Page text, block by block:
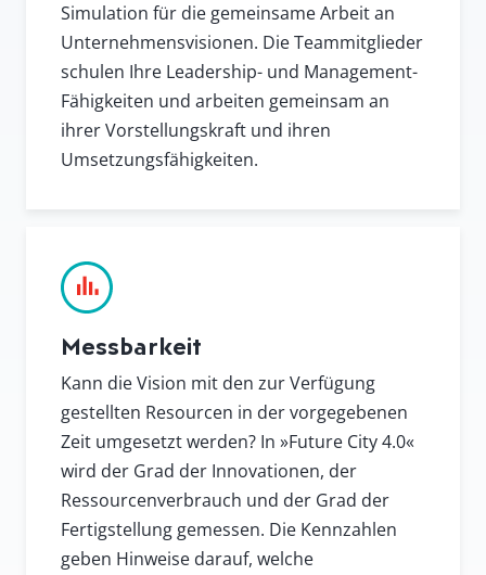
Simulation für die gemeinsame Arbeit an
Unternehmensvisionen. Die Teammitglieder
schulen Ihre Leadership- und Management-
Fähigkeiten und arbeiten gemeinsam an
ihrer Vorstellungskraft und ihren
Umsetzungsfähigkeiten.
Messbarkeit
Kann die Vision mit den zur Verfügung
gestellten Resourcen in der vorgegebenen
Zeit umgesetzt werden? In »Future City 4.0«
wird der Grad der Innovationen, der
Ressourcenverbrauch und der Grad der
Fertigstellung gemessen. Die Kennzahlen
geben Hinweise darauf, welche